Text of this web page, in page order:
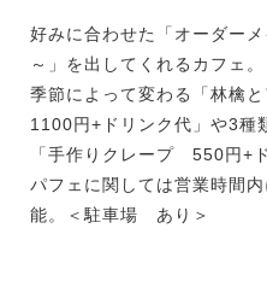
好みに合わせた「オーダー
～」を出してくれるカフェ。
季節によって変わる「林檎
1100円+ドリンク代」や3種
「手作りクレープ 550円+
パフェに関しては営業時間
能。＜駐車場 あり＞